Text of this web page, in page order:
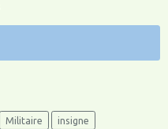
Militaire insigne